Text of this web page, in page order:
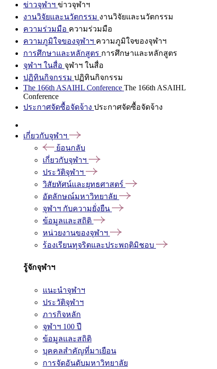
ข่าวจุฬาฯ ข่าวจุฬาฯ
งานวิจัยและนวัตกรรม งานวิจัยและนวัตกรรม
ความร่วมมือ ความร่วมมือ
ความภูมิใจของจุฬาฯ ความภูมิใจของจุฬาฯ
การศึกษาและหลักสูตร การศึกษาและหลักสูตร
จุฬาฯ ในสื่อ จุฬาฯ ในสื่อ
ปฏิทินกิจกรรม ปฏิทินกิจกรรม
The 166th ASAIHL Conference The 166th ASAIHL
Conference
ประกาศจัดซื้อจัดจ้าง ประกาศจัดซื้อจัดจ้าง
เกี่ยวกับจุฬาฯ
ย้อนกลับ
เกี่ยวกับจุฬาฯ
ประวัติจุฬาฯ
วิสัยทัศน์และยุทธศาสตร์
อัตลักษณ์มหาวิทยาลัย
จุฬาฯ กับความยั่งยืน
ข้อมูลและสถิติ
หน่วยงานของจุฬาฯ
ร้องเรียนทุจริตและประพฤติมิชอบ
รู้จักจุฬาฯ
แนะนำจุฬาฯ
ประวัติจุฬาฯ
ภารกิจหลัก
จุฬาฯ 100 ปี
ข้อมูลและสถิติ
บุคคลสำคัญที่มาเยือน
การจัดอันดับมหาวิทยาลัย